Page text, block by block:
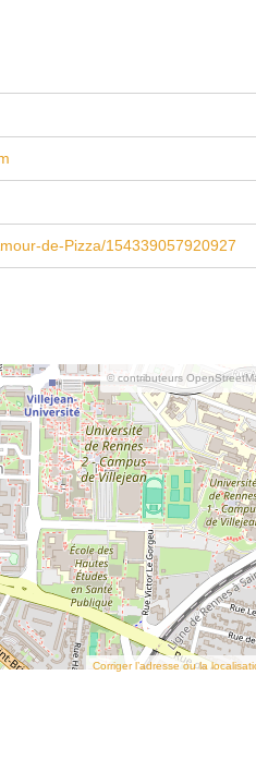
de-Pizza/154339057920927
© contributeurs
Corriger l’adresse ou la